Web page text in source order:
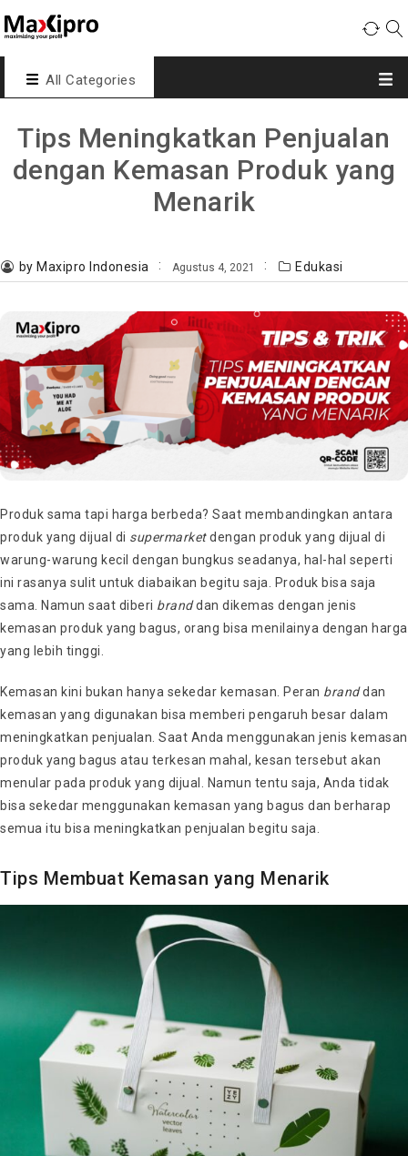
All Categories
Tips Meningkatkan Penjualan
dengan Kemasan Produk yang
Menarik
by Maxipro Indonesia Agustus 4, 2021 Edukasi
Produk sama tapi harga berbeda? Saat membandingkan antara
produk yang dijual di supermarketdengan produk yang dijual di
warung-warung kecil dengan bungkus seadanya, hal-hal seperti
ini rasanya sulit untuk diabaikan begitu saja. Produk bisa saja
sama. Namun saat diberi branddan dikemas dengan jenis
kemasan produk yang bagus, orang bisa menilainya dengan harga
yang lebih tinggi.
Kemasan kini bukan hanya sekedar kemasan. Peran branddan
kemasan yang digunakan bisa memberi pengaruh besar dalam
meningkatkan penjualan. Saat Anda menggunakan jenis kemasan
produk yang bagus atau terkesan mahal, kesan tersebut akan
menular pada produk yang dijual. Namun tentu saja, Anda tidak
bisa sekedar menggunakan kemasan yang bagus dan berharap
semua itu bisa meningkatkan penjualan begitu saja.
Tips Membuat Kemasan yang Menarik